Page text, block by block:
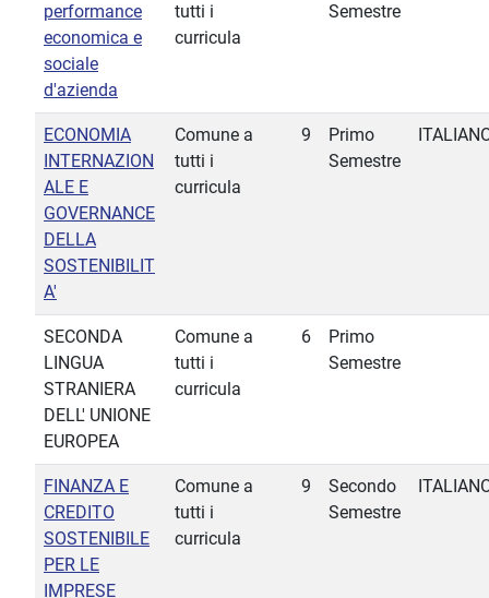
performance
economica e
sociale
d'azienda
tutti i
curricula
Semestre
ECONOMIA
INTERNAZION
ALE E
GOVERNANCE
DELLA
SOSTENIBILIT
A'
Comune a
tutti i
curricula
9
Primo
Semestre
SECONDA
LINGUA
STRANIERA
DELL' UNIONE
EUROPEA
Comune a
tutti i
curricula
6
Primo
Semestre
FINANZA E
CREDITO
SOSTENIBILE
PER LE
IMPRESE
Comune a
tutti i
curricula
9
Secondo
Semestre